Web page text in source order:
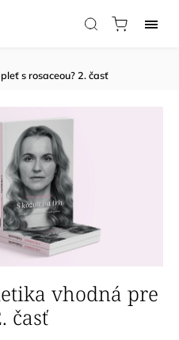
s rosaceou? 2. časť
vhodná pre
časť